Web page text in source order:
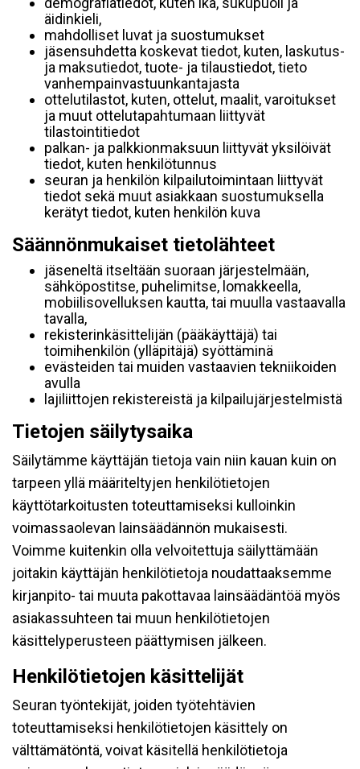
äidinkieli,
mahdolliset luvat ja suostumukset
jäsensuhdetta koskevat tiedot, kuten, laskutus-
ja maksutiedot, tuote- ja tilaustiedot, tieto
vanhempainvastuunkantajasta
ottelutilastot, kuten, ottelut, maalit, varoitukset
ja muut ottelutapahtumaan liittyvät
tilastointitiedot
palkan- ja palkkionmaksuun liittyvät yksilöivät
tiedot, kuten henkilötunnus
seuran ja henkilön kilpailutoimintaan liittyvät
tiedot sekä muut asiakkaan suostumuksella
kerätyt tiedot, kuten henkilön kuva
Säännönmukaiset tietolähteet
jäseneltä itseltään suoraan järjestelmään,
sähköpostitse, puhelimitse, lomakkeella,
mobiilisovelluksen kautta, tai muulla vastaavalla
tavalla,
rekisterinkäsittelijän (pääkäyttäjä) tai
toimihenkilön (ylläpitäjä) syöttäminä
evästeiden tai muiden vastaavien tekniikoiden
avulla
lajiliittojen rekistereistä ja kilpailujärjestelmistä
Tietojen säilytysaika
Säilytämme käyttäjän tietoja vain niin kauan kuin on
tarpeen yllä määriteltyjen henkilötietojen
käyttötarkoitusten toteuttamiseksi kulloinkin
voimassaolevan lainsäädännön mukaisesti.
Voimme kuitenkin olla velvoitettuja säilyttämään
joitakin käyttäjän henkilötietoja noudattaaksemme
kirjanpito- tai muuta pakottavaa lainsäädäntöä myös
asiakassuhteen tai muun henkilötietojen
käsittelyperusteen päättymisen jälkeen.
Henkilötietojen käsittelijät
Seuran työntekijät, joiden työtehtävien
toteuttamiseksi henkilötietojen käsittely on
välttämätöntä, voivat käsitellä henkilötietoja